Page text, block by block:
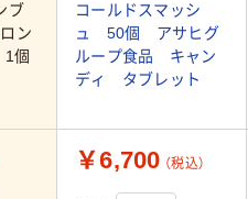
ブ
ン
個
コールドスマッシ
ュ 50個 アサヒグ
ループ食品 キャン
ディ タブレット
￥6,700 （税込）